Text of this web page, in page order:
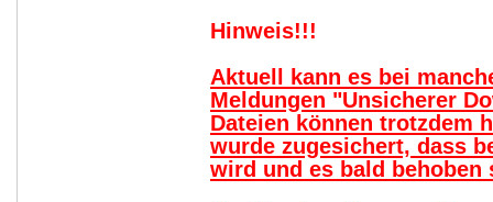
Hinweis!!!
Aktuell kann es bei
Meldungen "Unsicherer
Dateien können trotzdem
wurde zugesichert, dass
wird und es bald behoben